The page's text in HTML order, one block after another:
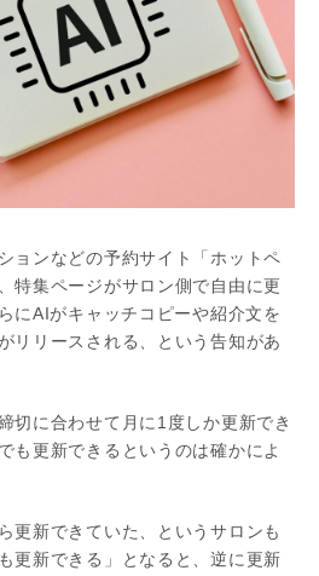
ョンなどの予約サイト「ホットペ
特集ページがサロン側で自由に更
にAIがキャッチコピーや紹介文を
リリースされる、という告知があ
切に合わせて月に1度しか更新でき
も更新できるというのは確かによ
更新できていた、というサロンも
更新できる」となると、逆に更新